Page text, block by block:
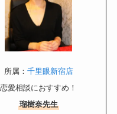
所属： 千里眼新宿店
恋愛相談におすすめ！
瑠樹奈先生